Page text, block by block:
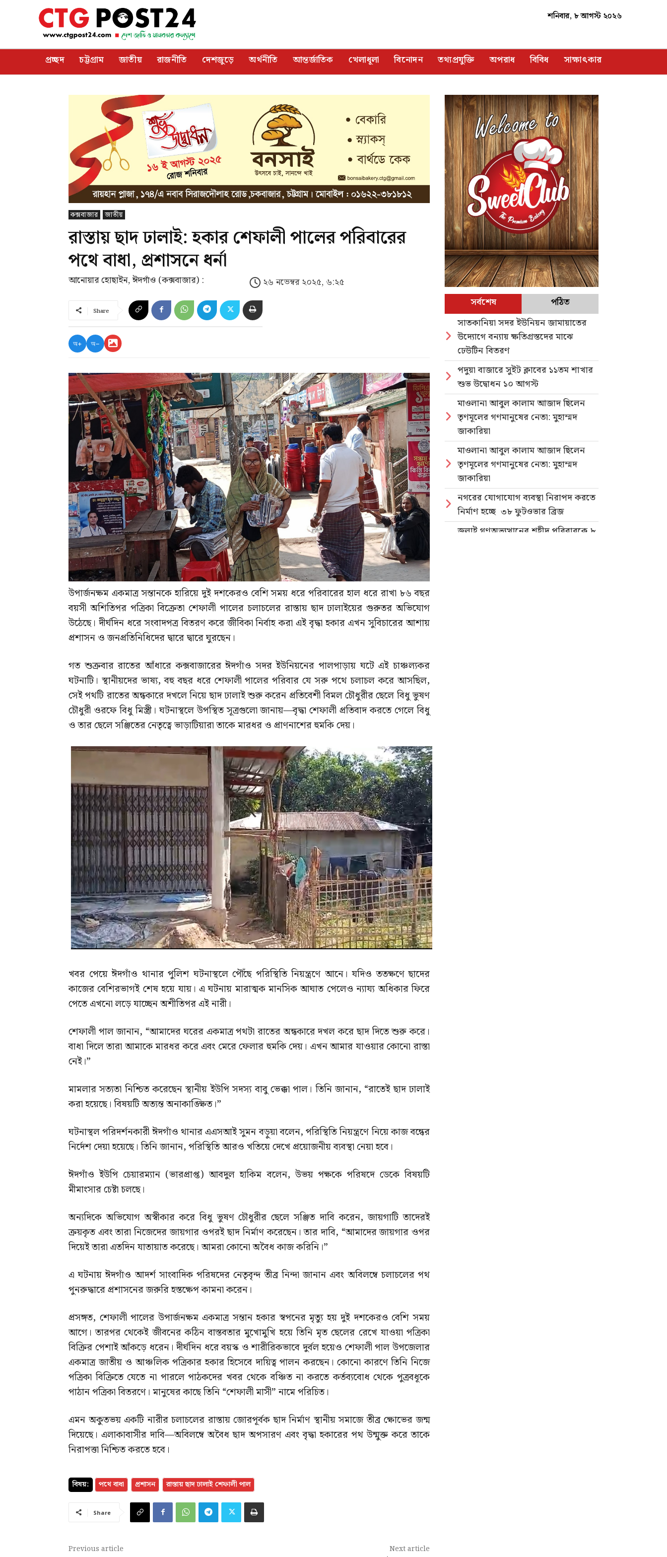
শনিবার, ৮ আগস্ট ২০২৬
প্রচ্ছদ চট্টগ্রাম জাতীয় রাজনীতি দেশজুড়ে অর্থনীতি আন্তর্জাতিক খেলাধূলা বিনোদন তথ্যপ্রযুক্তি অপরাধ বিবিধ সাক্ষাৎকার
কক্সবাজার জাতীয়
রাস্তায় ছাদ ঢালাই: হকার শেফালী পালের পরিবারের
পথে বাধা, প্রশাসনে ধর্না
আনোয়ার হোছাইন, ঈদগাঁও (কক্সবাজার) : ২৬ নভেম্বর ২০২৫, ৬:২৫
Share
অ+ অ−
উপার্জনক্ষম একমাত্র সন্তানকে হারিয়ে দুই দশকেরও বেশি সময় ধরে পরিবারের হাল ধরে রাখা ৮৬ বছর
বয়সী অশিতিপর পত্রিকা বিক্রেতা শেফালী পালের চলাচলের রাস্তায় ছাদ ঢালাইয়ের গুরুতর অভিযোগ
উঠেছে। দীর্ঘদিন ধরে সংবাদপত্র বিতরণ করে জীবিকা নির্বাহ করা এই বৃদ্ধা হকার এখন সুবিচারের আশায়
প্রশাসন ও জনপ্রতিনিধিদের দ্বারে দ্বারে ঘুরছেন।
গত শুক্রবার রাতের আঁধারে কক্সবাজারের ঈদগাঁও সদর ইউনিয়নের পালপাড়ায় ঘটে এই চাঞ্চল্যকর
ঘটনাটি। স্থানীয়দের ভাষ্য, বহু বছর ধরে শেফালী পালের পরিবার যে সরু পথে চলাচল করে আসছিল,
সেই পথটি রাতের অন্ধকারে দখলে নিয়ে ছাদ ঢালাই শুরু করেন প্রতিবেশী বিমল চৌধুরীর ছেলে বিধু ভুষণ
চৌধুরী ওরফে বিধু মিস্ত্রী। ঘটনাস্থলে উপস্থিত সূত্রগুলো জানায়—বৃদ্ধা শেফালী প্রতিবাদ করতে গেলে বিধু
ও তার ছেলে সঞ্জিতের নেতৃত্বে ভাড়াটিয়ারা তাকে মারধর ও প্রাণনাশের হুমকি দেয়।
খবর পেয়ে ঈদগাঁও থানার পুলিশ ঘটনাস্থলে পৌঁছে পরিস্থিতি নিয়ন্ত্রণে আনে। যদিও ততক্ষণে ছাদের
কাজের বেশিরভাগই শেষ হয়ে যায়। এ ঘটনায় মারাত্মক মানসিক আঘাত পেলেও ন্যায্য অধিকার ফিরে
পেতে এখনো লড়ে যাচ্ছেন অশীতিপর এই নারী।
শেফালী পাল জানান, “আমাদের ঘরের একমাত্র পথটা রাতের অন্ধকারে দখল করে ছাদ দিতে শুরু করে।
বাধা দিলে তারা আমাকে মারধর করে এবং মেরে ফেলার হুমকি দেয়। এখন আমার যাওয়ার কোনো রাস্তা
নেই।”
মামলার সত্যতা নিশ্চিত করেছেন স্থানীয় ইউপি সদস্য বাবু ভেক্কা পাল। তিনি জানান, “রাতেই ছাদ ঢালাই
করা হয়েছে। বিষয়টি অত্যন্ত অনাকাঙ্ক্ষিত।”
ঘটনাস্থল পরিদর্শনকারী ঈদগাঁও থানার এএসআই সুমন বড়ুয়া বলেন, পরিস্থিতি নিয়ন্ত্রণে নিয়ে কাজ বন্ধের
নির্দেশ দেয়া হয়েছে। তিনি জানান, পরিস্থিতি আরও খতিয়ে দেখে প্রয়োজনীয় ব্যবস্থা নেয়া হবে।
ঈদগাঁও ইউপি চেয়ারম্যান (ভারপ্রাপ্ত) আবদুল হাকিম বলেন, উভয় পক্ষকে পরিষদে ডেকে বিষয়টি
মীমাংসার চেষ্টা চলছে।
অন্যদিকে অভিযোগ অস্বীকার করে বিধু ভুষণ চৌধুরীর ছেলে সঞ্জিত দাবি করেন, জায়গাটি তাদেরই
ক্রয়কৃত এবং তারা নিজেদের জায়গার ওপরই ছাদ নির্মাণ করেছেন। তার দাবি, “আমাদের জায়গার ওপর
দিয়েই তারা এতদিন যাতায়াত করেছে। আমরা কোনো অবৈধ কাজ করিনি।”
এ ঘটনায় ঈদগাঁও আদর্শ সাংবাদিক পরিষদের নেতৃবৃন্দ তীব্র নিন্দা জানান এবং অবিলম্বে চলাচলের পথ
পুনরুদ্ধারে প্রশাসনের জরুরি হস্তক্ষেপ কামনা করেন।
প্রসঙ্গত, শেফালী পালের উপার্জনক্ষম একমাত্র সন্তান হকার স্বপনের মৃত্যু হয় দুই দশকেরও বেশি সময়
আগে। তারপর থেকেই জীবনের কঠিন বাস্তবতার মুখোমুখি হয়ে তিনি মৃত ছেলের রেখে যাওয়া পত্রিকা
বিক্রির পেশাই আঁকড়ে ধরেন। দীর্ঘদিন ধরে বয়স্ক ও শারীরিকভাবে দুর্বল হয়েও শেফালী পাল উপজেলার
একমাত্র জাতীয় ও আঞ্চলিক পত্রিকার হকার হিসেবে দায়িত্ব পালন করছেন। কোনো কারণে তিনি নিজে
পত্রিকা বিক্রিতে যেতে না পারলে পাঠকদের খবর থেকে বঞ্চিত না করতে কর্তব্যবোধ থেকে পুত্রবধূকে
পাঠান পত্রিকা বিতরণে। মানুষের কাছে তিনি “শেফালী মাসী” নামে পরিচিত।
এমন অকুতভয় একটি নারীর চলাচলের রাস্তায় জোরপূর্বক ছাদ নির্মাণ স্থানীয় সমাজে তীব্র ক্ষোভের জন্ম
দিয়েছে। এলাকাবাসীর দাবি—অবিলম্বে অবৈধ ছাদ অপসারণ এবং বৃদ্ধা হকারের পথ উন্মুক্ত করে তাকে
নিরাপত্তা নিশ্চিত করতে হবে।
বিষয়: পথে বাধা প্রশাসন রাস্তায় ছাদ ঢালাই শেফালী পাল
Share
Previous article Next article
সর্বশেষ
পঠিত
সাতকানিয়া সদর ইউনিয়ন জামায়াতের
উদ্যোগে বন্যায় ক্ষতিগ্রস্তদের মাঝে
ঢেউটিন বিতরণ
পদুয়া বাজারে সুইট ক্লাবের ১১তম শাখার
শুভ উদ্বোধন ১০ আগস্ট
মাওলানা আবুল কালাম আজাদ ছিলেন
তৃণমূলের গণমানুষের নেতা: মুহাম্মদ
জাকারিয়া
মাওলানা আবুল কালাম আজাদ ছিলেন
তৃণমূলের গণমানুষের নেতা: মুহাম্মদ
জাকারিয়া
নগরের যোগাযোগ ব্যবস্থা নিরাপদ করতে
নির্মাণ হচ্ছে ৩৮ ফুটওভার ব্রিজ
জুলাই গণঅভ্যুত্থানের শহীদ পরিবারকে ৮